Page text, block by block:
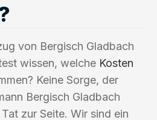
von Bergisch Gladbach
wissen, welche Kosten
Keine Sorge, der
Bergisch Gladbach
zur Seite. Wir sind ein